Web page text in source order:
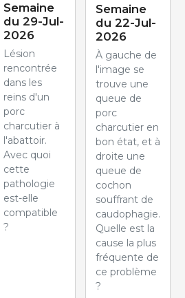
Semaine
du 29-Jul-
2026
Lésion
rencontrée
dans les
reins d'un
porc
charcutier à
l'abattoir.
Avec quoi
cette
pathologie
est-elle
compatible
?
Semaine
du 22-Jul-
2026
À gauche de
l'image se
trouve une
queue de
porc
charcutier en
bon état, et à
droite une
queue de
cochon
souffrant de
caudophagie.
Quelle est la
cause la plus
fréquente de
ce problème
?